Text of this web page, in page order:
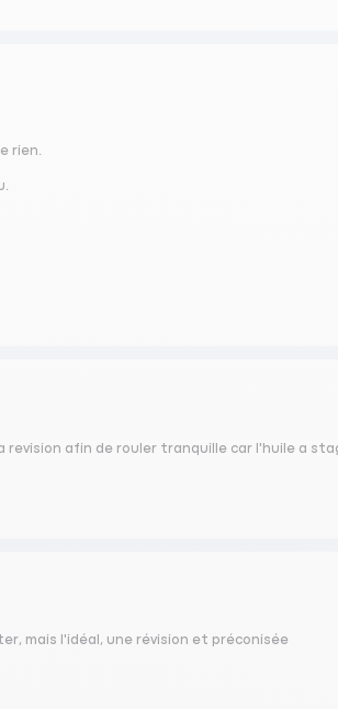
rien.
revision afin de rouler tranquille car l'huile a
mais l'idéal, une révision et préconisée